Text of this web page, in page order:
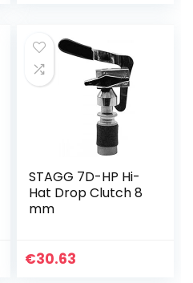
STAGG 7D-HP Hi-
Hat Drop Clutch 8
mm
€30.63